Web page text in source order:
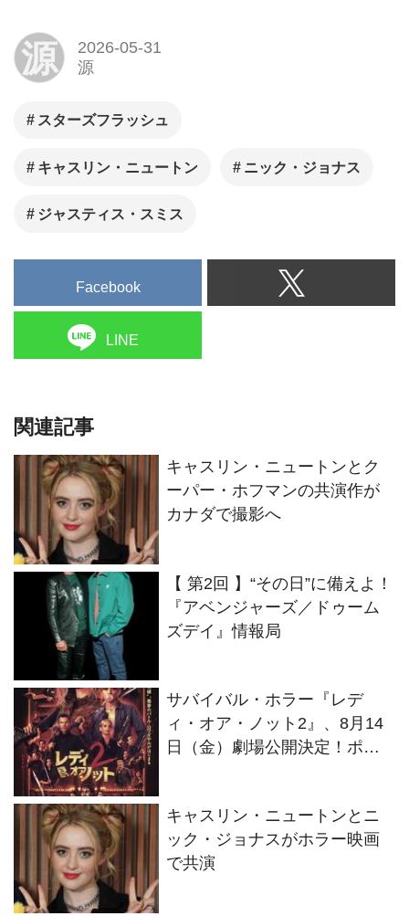
源
2026-05-31
源
スターズフラッシュ
キャスリン・ニュートン ニック・ジョナス
ジャスティス・スミス
Facebook
LINE
関連記事
キャスリン・ニュートンとク
ーパー・ホフマンの共演作が
カナダで撮影へ
【 第2回 】“その日”に備えよ！
『アベンジャーズ／ドゥーム
ズデイ』情報局
サバイバル・ホラー『レデ
ィ・オア・ノット2』、8月14
日（金）劇場公開決定！ポス
キャスリン・ニュートンとニ
ック・ジョナスがホラー映画
で共演